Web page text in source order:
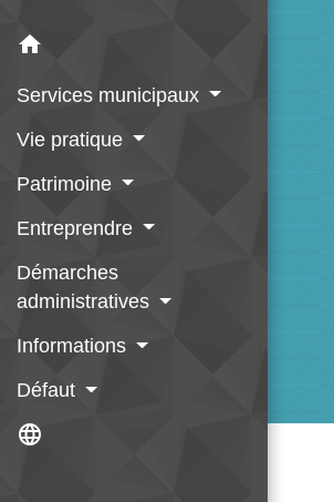
home
Services municipaux
Vie pratique
Patrimoine
Entreprendre
Démarches
administratives
Informations
Défaut
language